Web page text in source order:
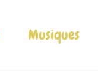
Musiques